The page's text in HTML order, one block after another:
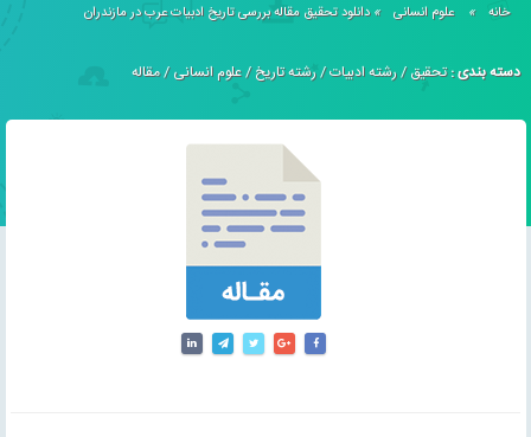
خانه » علوم انسانی »دانلود تحقیق مقاله بررسی تاريخ ادبيات عرب در مازندران
دسته بندی :تحقیق/رشته ادبیات/رشته تاریخ/علوم انسانی/مقاله